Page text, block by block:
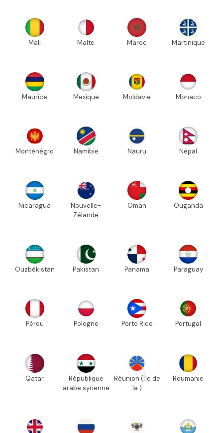
Mali Malte Maroc Martinique
Maurice Mexique Moldavie Monaco
Monténégro Namibie Nauru Népal
Nicaragua
Nouvelle-
Zélande
Oman Ouganda
Ouzbékistan Pakistan Panama Paraguay
Pérou Pologne Porto Rico Portugal
Qatar
République
arabe syrienne
Réunion (Île de
la )
Roumanie